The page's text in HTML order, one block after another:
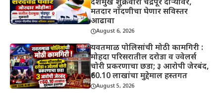
देशमुख शुक्रवारी चंद्रपूर दौऱ्यावर,
मतदार नोंदणीचा घेणार सविस्तर
आढावा
August 6, 2026
यवतमाळ पोलिसांची मोठी कामगिरी :
मोहदा परिसरातील दरोडा व ज्वेलर्स
चोरी प्रकरणाचा छडा; ३ आरोपी जेरबंद,
₹60.10 लाखांचा मुद्देमाल हस्तगत
August 5, 2026